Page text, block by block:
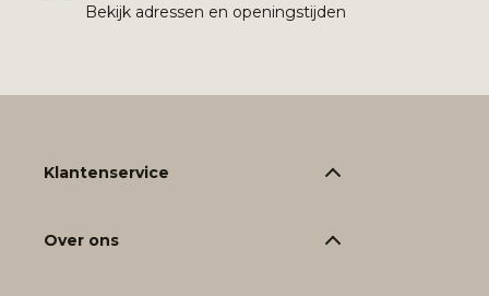
Bekijk adressen en openingstijden
Klantenservice
Over ons